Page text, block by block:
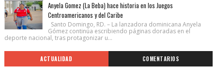
Anyela Gomez (La Beba) hace historia en los Juegos
Centroamericanos y del Caribe
Santo Domingo, RD. – La lanzadora dominicana Anyela
Gómez continúa escribiendo páginas doradas en el
deporte nacional, tras protagonizar u...
ACTUALIDAD COMENTARIOS